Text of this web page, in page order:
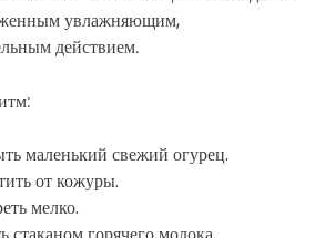
увлажняющим,
действием.
маленький свежий огурец.
от кожуры.
мелко.